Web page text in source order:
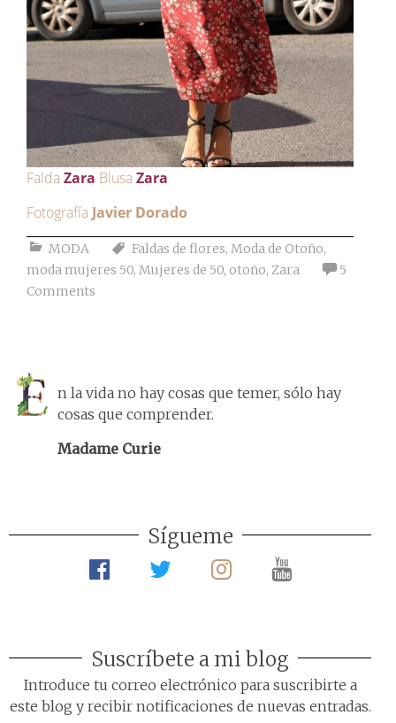
Falda Zara Blusa Zara
Fotografía Javier Dorado
MODA Faldas de flores, Moda de Otoño,
moda mujeres 50, Mujeres de 50, otoño, Zara
5
Comments
n la vida no hay cosas que temer, sólo hay
cosas que comprender.
Madame Curie
Sígueme
Suscríbete a mi blog
Introduce tu correo electrónico para suscribirte a
este blog y recibir notificaciones de nuevas entradas.